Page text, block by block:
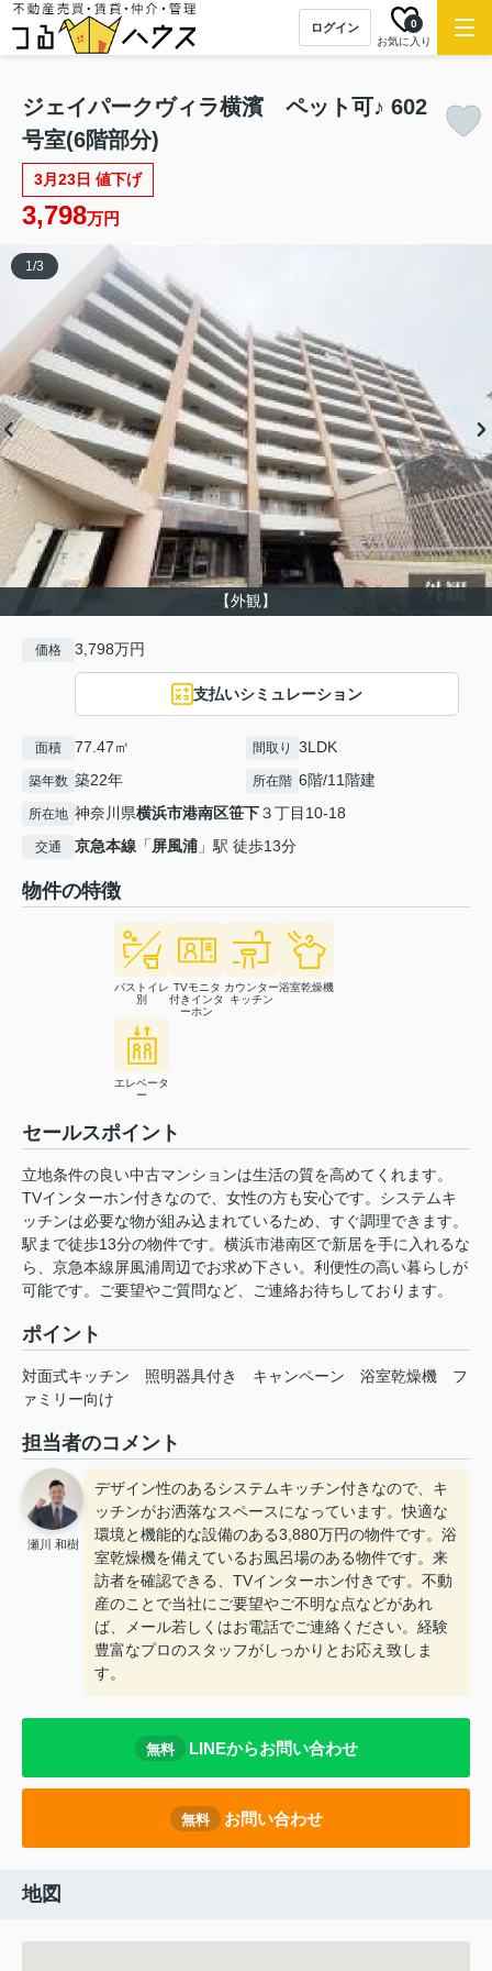
ログイン
お気に入り
0
NEW
ジェイパークヴィラ横濱 ペット可♪ 602
号室(6階部分)
3月23日 値下げ
3,798万円
【外観】
1/3
価格 3,798万円
支払いシミュレーション
面積 77.47㎡ 間取り 3LDK
築年数 築22年 所在階 6階/11階建
所在地 神奈川県横浜市港南区笹下３丁目10-18
交通 京急本線 「屏風浦 」駅 徒歩13分
物件の特徴
バストイレ
別
TVモニタ
付きインタ
ーホン
カウンター
キッチン
浴室乾燥機
エレベータ
ー
セールスポイント
立地条件の良い中古マンションは生活の質を高めてくれます。
TVインターホン付きなので、女性の方も安心です。システムキ
ッチンは必要な物が組み込まれているため、すぐ調理できます。
駅まで徒歩13分の物件です。横浜市港南区で新居を手に入れるな
ら、京急本線屏風浦周辺でお求め下さい。利便性の高い暮らしが
可能です。ご要望やご質問など、ご連絡お待ちしております。
ポイント
対面式キッチン 照明器具付き キャンペーン 浴室乾燥機
フ
ァミリー向け
担当者のコメント
瀬川 和樹
デザイン性のあるシステムキッチン付きなので、キ
ッチンがお洒落なスペースになっています。快適な
環境と機能的な設備のある3,880万円の物件です。浴
室乾燥機を備えているお風呂場のある物件です。来
訪者を確認できる、TVインターホン付きです。不動
産のことで当社にご要望やご不明な点などがあれ
ば、メール若しくはお電話でご連絡ください。経験
豊富なプロのスタッフがしっかりとお応え致しま
す。
無料 LINEからお問い合わせ
無料 お問い合わせ
地図